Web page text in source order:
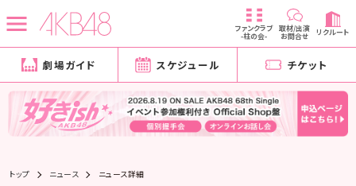
ファンクラブ
-柱の会-
取材/出演
お問合せ リクルート
劇場ガイド スケジュール チケット
トップ ニュース ニュース詳細